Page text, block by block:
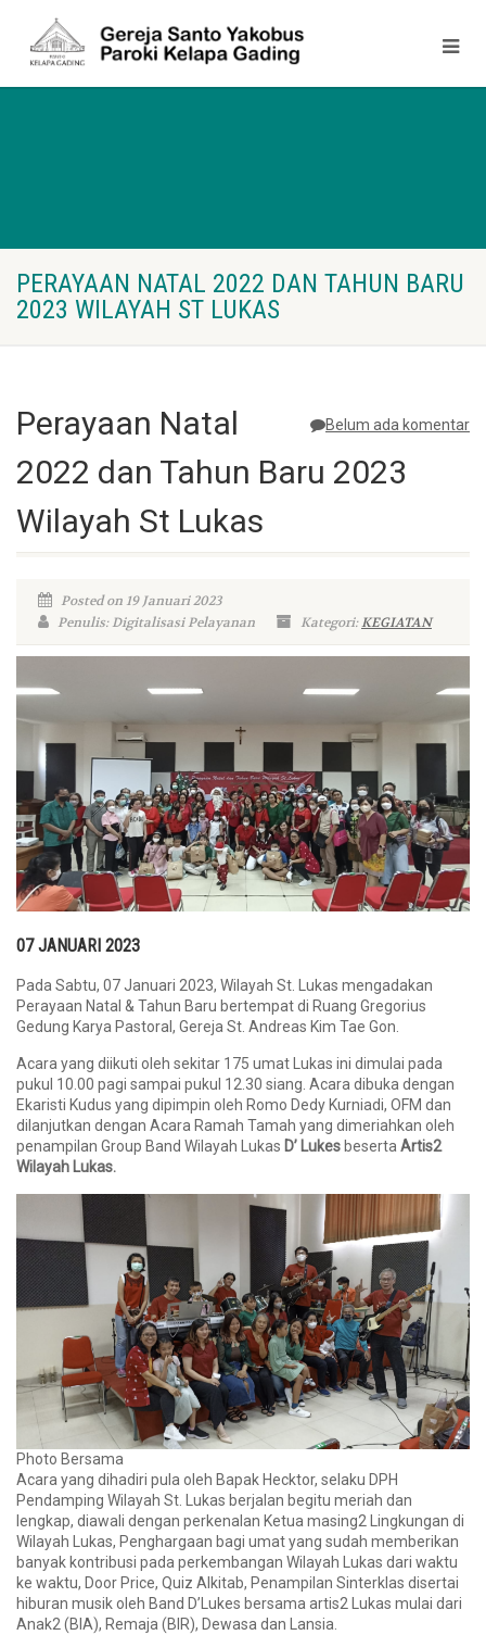
PERAYAAN NATAL 2022 DAN TAHUN BARU
2023 WILAYAH ST LUKAS
Belum ada komentar
Perayaan Natal
2022 dan Tahun Baru 2023
Wilayah St Lukas
Posted on 19 Januari 2023
Penulis: Digitalisasi Pelayanan
Kategori:KEGIATAN
07 JANUARI 2023
Pada Sabtu, 07 Januari 2023, Wilayah St. Lukas mengadakan
Perayaan Natal & Tahun Baru bertempat di Ruang Gregorius
Gedung Karya Pastoral, Gereja St. Andreas Kim Tae Gon.
Acara yang diikuti oleh sekitar 175 umat Lukas ini dimulai pada
pukul 10.00 pagi sampai pukul 12.30 siang. Acara dibuka dengan
Ekaristi Kudus yang dipimpin oleh Romo Dedy Kurniadi, OFM dan
dilanjutkan dengan Acara Ramah Tamah yang dimeriahkan oleh
penampilan Group Band Wilayah Lukas D’ Lukes beserta Artis2
Wilayah Lukas.
Photo Bersama
Acara yang dihadiri pula oleh Bapak Hecktor, selaku DPH
Pendamping Wilayah St. Lukas berjalan begitu meriah dan
lengkap, diawali dengan perkenalan Ketua masing2 Lingkungan di
Wilayah Lukas, Penghargaan bagi umat yang sudah memberikan
banyak kontribusi pada perkembangan Wilayah Lukas dari waktu
ke waktu, Door Price, Quiz Alkitab, Penampilan Sinterklas disertai
hiburan musik oleh Band D’Lukes bersama artis2 Lukas mulai dari
Anak2 (BIA), Remaja (BIR), Dewasa dan Lansia.